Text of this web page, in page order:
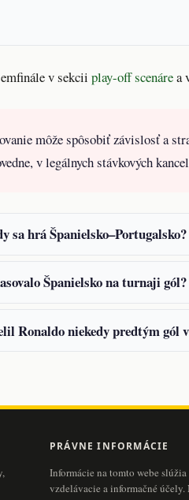
v sekcii play-off scenárea
môže spôsobiť závislosť a
v legálnych stávkových
sa hrá Španielsko–Portugalsko?
Španielsko na turnaji gól?
Ronaldo niekedy predtým gól
PRÁVNE INFORMÁCIE
Informácie na tomto webe
vzdelávacie a informačné účely.